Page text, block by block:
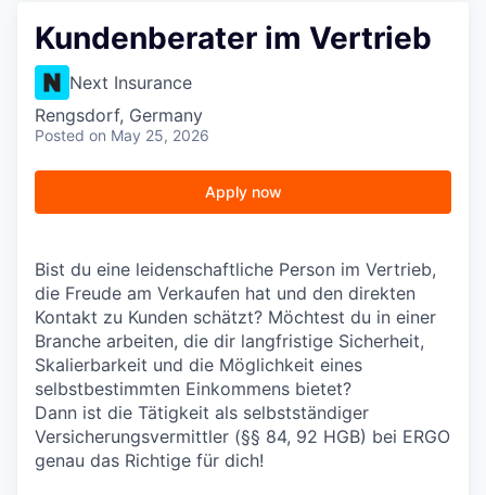
Kundenberater im Vertrieb
Next Insurance
Rengsdorf, Germany
Posted on May 25, 2026
Apply now
Bist du eine leidenschaftliche Person im Vertrieb,
die Freude am Verkaufen hat und den direkten
Kontakt zu Kunden schätzt? Möchtest du in einer
Branche arbeiten, die dir langfristige Sicherheit,
Skalierbarkeit und die Möglichkeit eines
selbstbestimmten Einkommens bietet?
Dann ist die Tätigkeit als selbstständiger
Versicherungsvermittler (§§ 84, 92 HGB) bei ERGO
genau das Richtige für dich!